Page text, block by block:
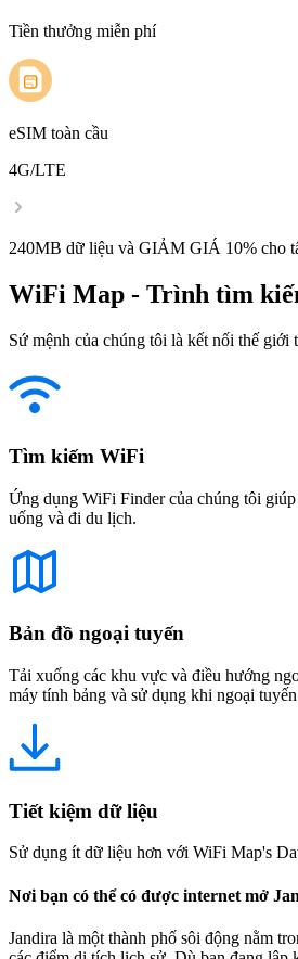
Tiền thưởng miễn phí
eSIM toàn cầu
4G/LTE
240MB dữ liệu và GIẢM GIÁ 10% cho
WiFi Map - Trình tìm
Sứ mệnh của chúng tôi là kết nối thế
Tìm kiếm WiFi
Ứng dụng WiFi Finder của chúng tôi
uống và đi du lịch.
Bản đồ ngoại tuyến
Tải xuống các khu vực và điều hướng
máy tính bảng và sử dụng khi ngoại
Tiết kiệm dữ liệu
Sử dụng ít dữ liệu hơn với WiFi Map's
Nơi bạn có thể có được internet mở
Jandira là một thành phố sôi động nằm